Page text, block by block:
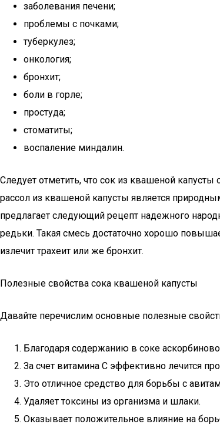
заболевания печени;
проблемы с почками;
туберкулез;
онкология;
бронхит;
боли в горле;
простуда;
стоматиты;
воспаление миндалин.
Следует отметить, что сок из квашеной
рассол из квашеной капусты является
предлагает следующий рецепт надежного
редьки. Такая смесь достаточно хорошо
излечит трахеит или же бронхит.
Полезные свойства сока квашеной капусты
Давайте перечислим основные полезные
Благодаря содержанию в соке
За счет витамина С эффективно лечится
Это отличное средство для борьбы с
Удаляет токсины из организма и шлаки.
Оказывает положительное влияние на